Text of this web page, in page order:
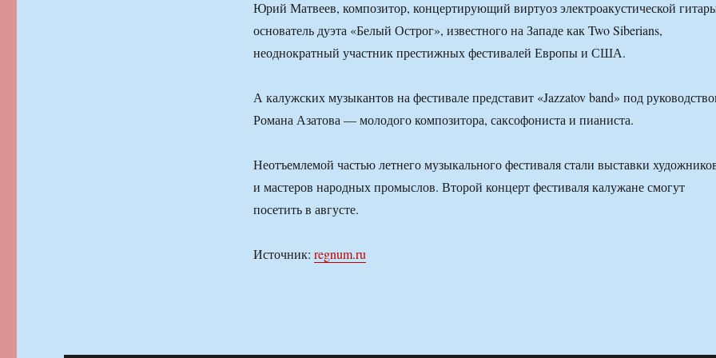
Юрий Матвеев, композитор, концертирующий виртуоз электроакустической
основатель дуэта «Белый Острог», известного на Западе как Two Siberians,
неоднократный участник престижных фестивалей Европы и США.
А калужских музыкантов на фестивале представит «Jazzatov band» под
Романа Азатова — молодого композитора, саксофониста и пианиста.
Неотъемлемой частью летнего музыкального фестиваля стали выставки
и мастеров народных промыслов. Второй концерт фестиваля калужане смогут
посетить в августе.
Источник: regnum.ru